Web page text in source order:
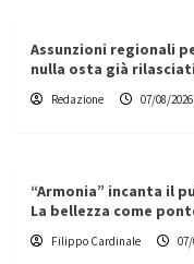
Assunzioni regionali
nulla osta già rilasciati
Redazione 07/08/2026
“Armonia” incanta il
La bellezza come
Filippo Cardinale